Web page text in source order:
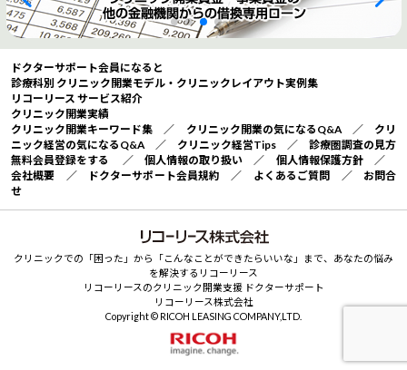
ドクターサポート会員になると
診療科別 クリニック開業モデル・クリニックレイアウト実例集
リコーリース サービス紹介
クリニック開業実績
クリニック開業キーワード集 ／ クリニック開業の気になるQ&A／ クリ
ニック経営の気になるQ&A／ クリニック経営Tips／ 診療圏調査の見方
無料会員登録をする
／ 個人情報の取り扱い ／ 個人情報保護方針 ／
会社概要 ／ ドクターサポート会員規約 ／ よくあるご質問 ／ お問合
せ
クリニックでの「困った」から「こんなことができたらいいな」まで、あなたの悩み
を解決するリコーリース
リコーリースのクリニック開業支援 ドクターサポート
リコーリース株式会社
Copyright © RICOH LEASING COMPANY,LTD.